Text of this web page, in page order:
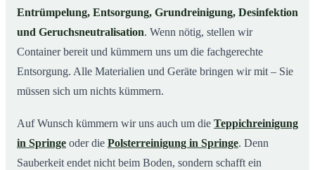
Entrümpelung, Entsorgung, Grundreinigung, Desinfektion
und Geruchsneutralisation. Wenn nötig, stellen wir
Container bereit und kümmern uns um die fachgerechte
Entsorgung. Alle Materialien und Geräte bringen wir mit – Sie
müssen sich um nichts kümmern.
Auf Wunsch kümmern wir uns auch um die Teppichreinigung
in Springe oder die Polsterreinigung in Springe. Denn
Sauberkeit endet nicht beim Boden, sondern schafft ein